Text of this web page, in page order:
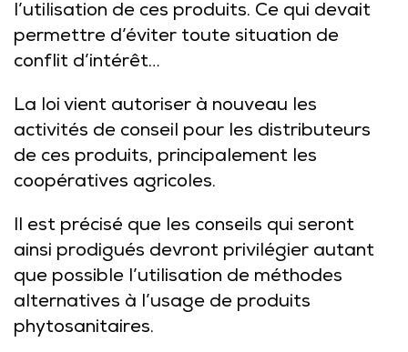
l’utilisation de ces produits. Ce qui devait
permettre d’éviter toute situation de
conflit d’intérêt…
La loi vient autoriser à nouveau les
activités de conseil pour les distributeurs
de ces produits, principalement les
coopératives agricoles.
Il est précisé que les conseils qui seront
ainsi prodigués devront privilégier autant
que possible l’utilisation de méthodes
alternatives à l’usage de produits
phytosanitaires.